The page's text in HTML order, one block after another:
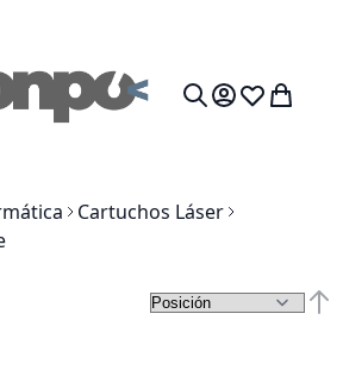
Mi cesta
Cartuchos Láser